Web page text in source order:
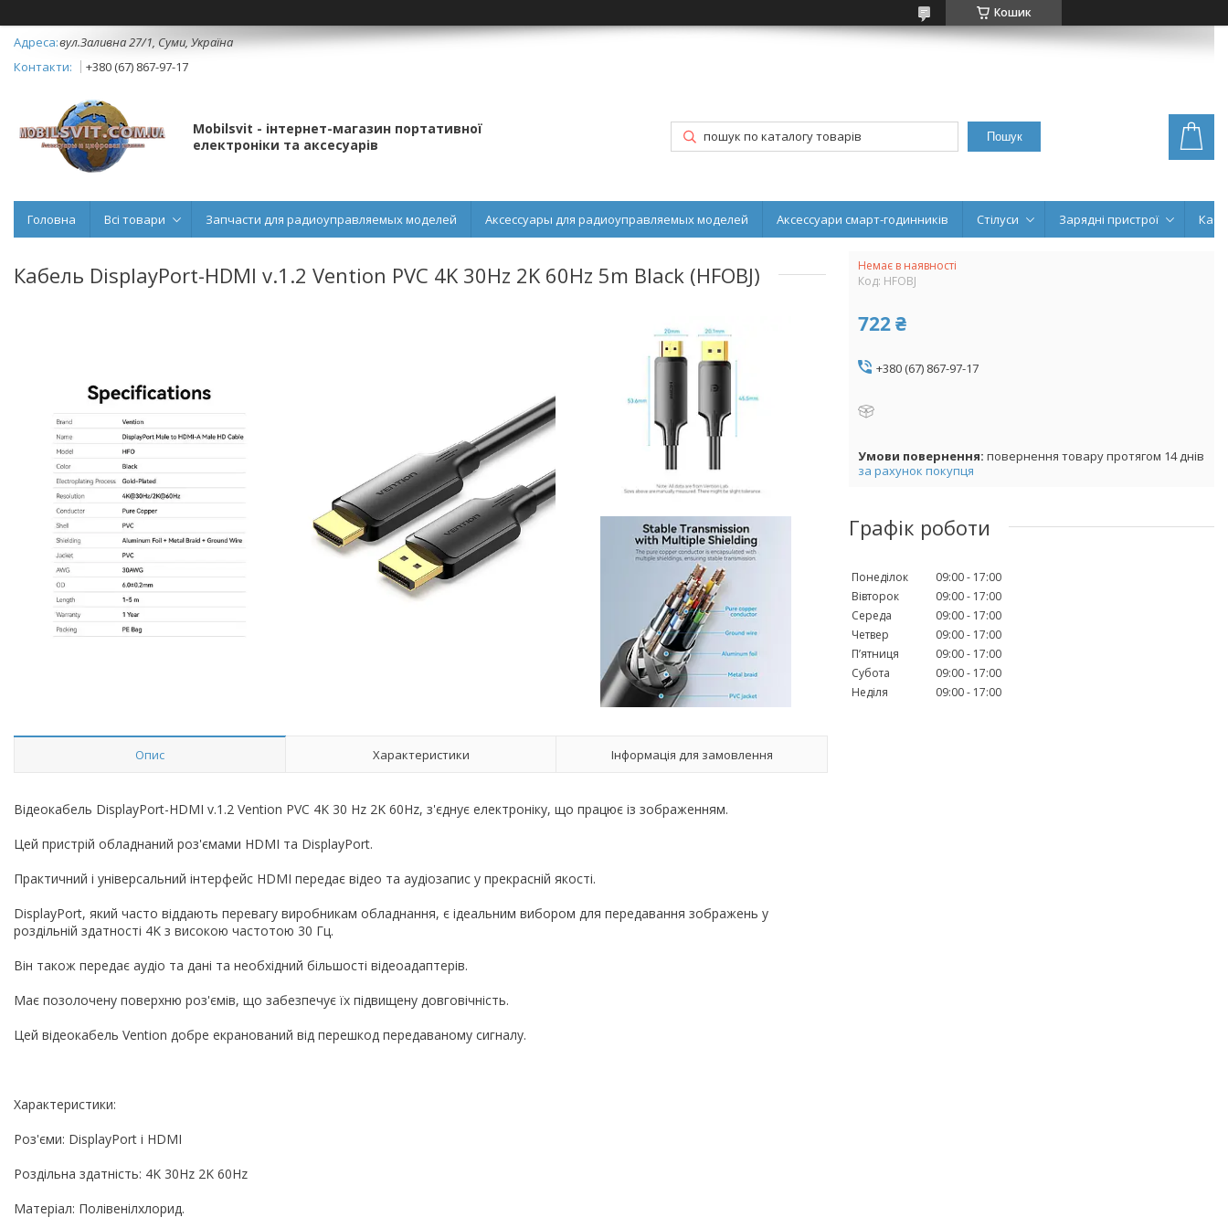
Кошик
вул.Заливна 27/1, Суми, Україна
+380 (67) 867-97-17
Mobilsvit - інтернет-магазин портативної
електроніки та аксесуарів
Пошук
Головна Всі товари Запчасти для радиоуправляемых моделей Аксессуары для радиоуправляемых моделей Аксессуари смарт-годинників Стілуси Зарядні пристрої
Кабель DisplayPort-HDMI v.1.2 Vention PVC 4K 30Hz 2K 60Hz 5m Black (HFOBJ)
Опис Характеристики Інформація для замовлення
Відеокабель DisplayPort-HDMI v.1.2 Vention PVC 4K 30 Hz 2K 60Hz, з'єднує електроніку, що працює із зображенням.
Цей пристрій обладнаний роз'ємами HDMI та DisplayPort.
Практичний і універсальний інтерфейс HDMI передає відео та аудіозапис у прекрасній якості.
DisplayPort, який часто віддають перевагу виробникам обладнання, є ідеальним вибором для передавання зображень у
роздільній здатності 4K з високою частотою 30 Гц.
Він також передає аудіо та дані та необхідний більшості відеоадаптерів.
Має позолочену поверхню роз'ємів, що забезпечує їх підвищену довговічність.
Цей відеокабель Vention добре екранований від перешкод передаваному сигналу.
Характеристики:
Роз'єми: DisplayPort і HDMI
Роздільна здатність: 4K 30Hz 2K 60Hz
Матеріал: Полівенілхлорид.
Немає в наявності
Код: HFOBJ
722 ₴
+380 (67) 867-97-17
повернення товару протягом 14 днів
за рахунок покупця
Графік роботи
Понеділок 09:00
17:00
Вівторок
09:00
17:00
Середа
09:00
17:00
Четвер
09:00
17:00
Пʼятниця
09:00
17:00
Субота
09:00
17:00
Неділя
09:00 17:00